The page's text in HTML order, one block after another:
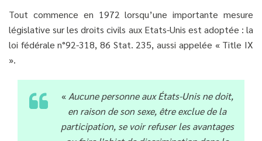
Tout commence en 1972 lorsqu’une importante mesure
législative sur les droits civils aux Etats-Unis est adoptée : la
loi fédérale n°92-318, 86 Stat. 235, aussi appelée « Title IX
».
« Aucune personne aux États-Unis ne doit,
en raison de son sexe, être exclue de la
participation, se voir refuser les avantages